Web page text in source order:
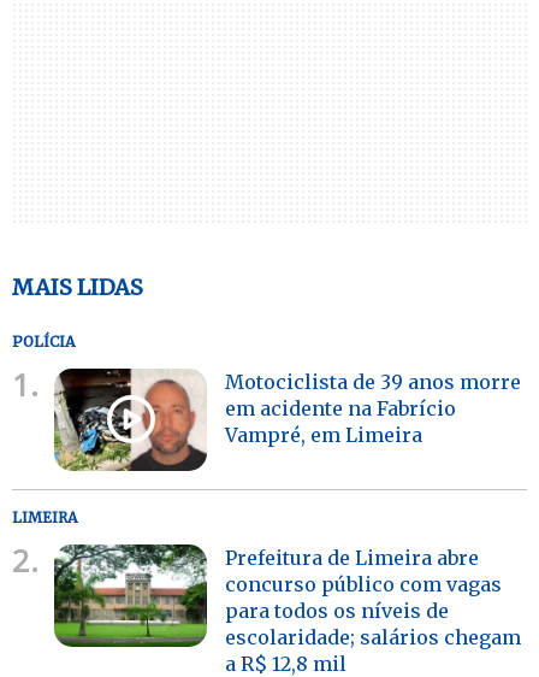
MAIS LIDAS
POLÍCIA
1.
Motociclista de 39 anos morre
em acidente na Fabrício
Vampré, em Limeira
LIMEIRA
2.
Prefeitura de Limeira abre
concurso público com vagas
para todos os níveis de
escolaridade; salários chegam
a R$ 12,8 mil